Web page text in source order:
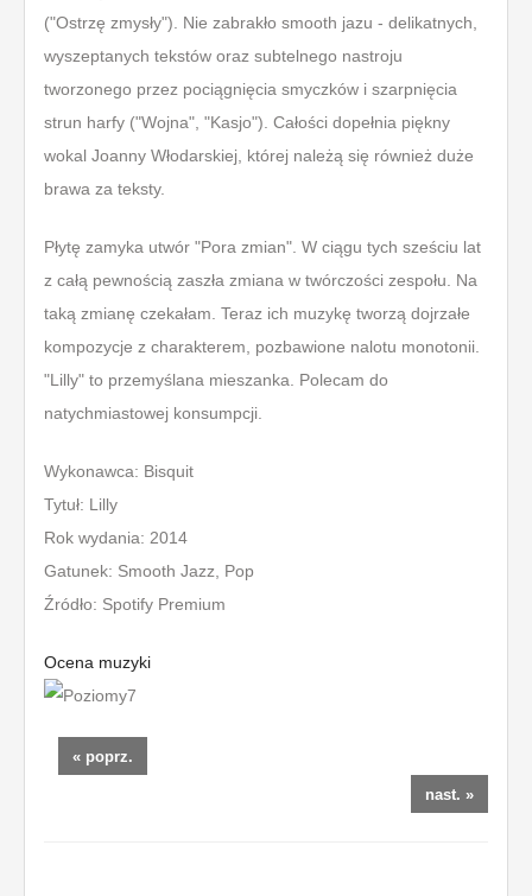
("Ostrzę zmysły"). Nie zabrakło smooth jazu - delikatnych,
wyszeptanych tekstów oraz subtelnego nastroju
tworzonego przez pociągnięcia smyczków i szarpnięcia
strun harfy ("Wojna", "Kasjo"). Całości dopełnia piękny
wokal Joanny Włodarskiej, której należą się również duże
brawa za teksty.
Płytę zamyka utwór "Pora zmian". W ciągu tych sześciu lat
z całą pewnością zaszła zmiana w twórczości zespołu. Na
taką zmianę czekałam. Teraz ich muzykę tworzą dojrzałe
kompozycje z charakterem, pozbawione nalotu monotonii.
"Lilly" to przemyślana mieszanka. Polecam do
natychmiastowej konsumpcji.
Wykonawca: Bisquit
Tytuł: Lilly
Rok wydania: 2014
Gatunek: Smooth Jazz, Pop
Źródło: Spotify Premium
Ocena muzyki
« poprz.
nast. »